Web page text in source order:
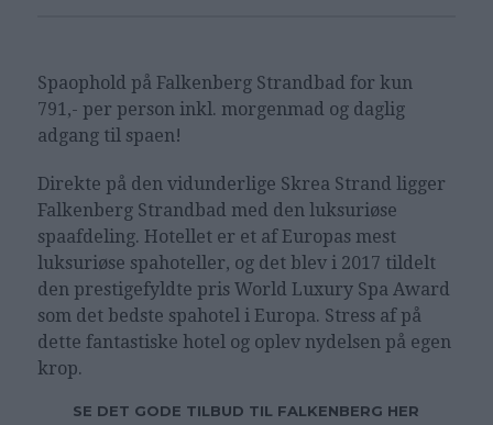
Spaophold på Falkenberg Strandbad for kun
791,- per person inkl. morgenmad og daglig
adgang til spaen!
Direkte på den vidunderlige Skrea Strand ligger
Falkenberg Strandbad med den luksuriøse
spaafdeling. Hotellet er et af Europas mest
luksuriøse spahoteller, og det blev i 2017 tildelt
den prestigefyldte pris World Luxury Spa Award
som det bedste spahotel i Europa. Stress af på
dette fantastiske hotel og oplev nydelsen på egen
krop.
SE DET GODE TILBUD TIL FALKENBERG HER